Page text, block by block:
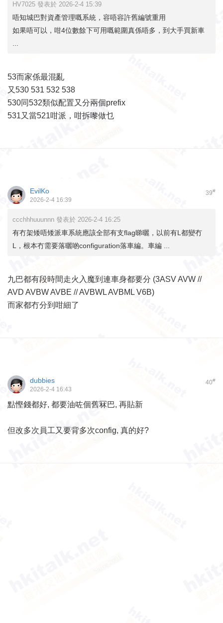
HV7025 發表於 2026-2-4 15:39
唔知城巴對資產管理嘅系統，容唔容許舊編號重用
如果唔可以，咁4位數餘下可用嘅範圍真係唔多，到大手買新車
53而家係最混亂
又530 531 532 538
530同532類似配置又分兩個prefix
531又當521咁派，咁拆嚟做乜
39#
EvilKo
2026-2-4 16:39
ccchhhuuunnn 發表於 2026-2-4 16:25
有冇架矮唔矮派車系統應該全部有支flag睇曬，以前有L都變冇
L，根本冇需要落曬啲configuration落車編。車編 ...
九巴都有段時間走火入魔到連車身都要分 (3ASV AVW //
AVD AVBW AVBE // AVBWL AVBML V6B)
而家都冇分到咁細了
40#
dubbies
2026-2-4 16:43
點慳錢都好, 都要油咗個舊冧巴, 再貼新
但改多次員工又要背多次config, 真的好?